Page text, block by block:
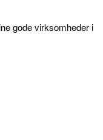
gode virksomheder i